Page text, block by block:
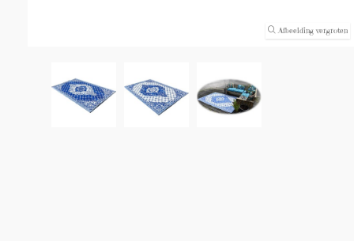
Afbeelding vergroten